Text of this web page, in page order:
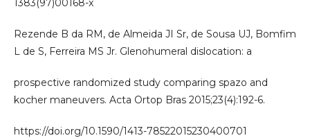
Rezende B da RM, de Almeida JI Sr, de Sousa UJ, Bomfim
L de S, Ferreira MS Jr. Glenohumeral dislocation: a
prospective randomized study comparing spazo and
kocher maneuvers. Acta Ortop Bras 2015;23(4):192-6.
https://doi.org/10.1590/1413-78522015230400701